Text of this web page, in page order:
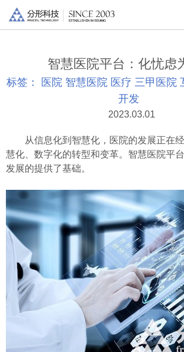
智慧医院平台：化忧虑
标签： 医院 智慧医院 医疗 三甲医院
开发
2023.03.01
从信息化到智慧化，医院的发展正在经
慧化、数字化的转型和变革。智慧医院平
发展的提供了基础。